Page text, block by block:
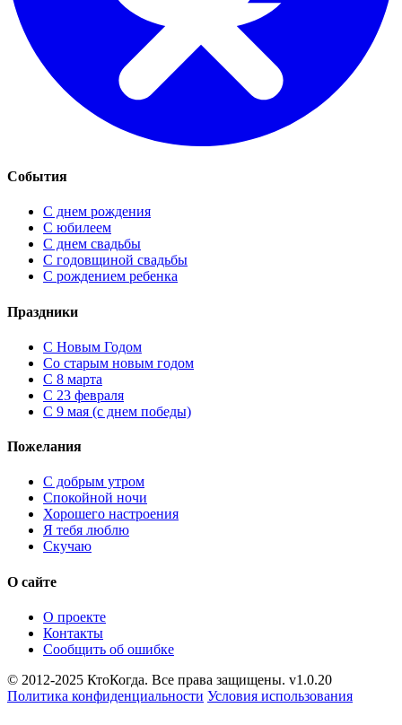
События
С днем рождения
С юбилеем
С днем свадьбы
С годовщиной свадьбы
С рождением ребенка
Праздники
C Новым Годом
Cо старым новым годом
С 8 марта
С 23 февраля
С 9 мая (с днем победы)
Пожелания
С добрым утром
Спокойной ночи
Хорошего настроения
Я тебя люблю
Скучаю
О сайте
О проекте
Контакты
Сообщить об ошибке
© 2012-2025 КтоКогда. Все права защищены. v1.0.20
Политика конфиденциальности Условия использования